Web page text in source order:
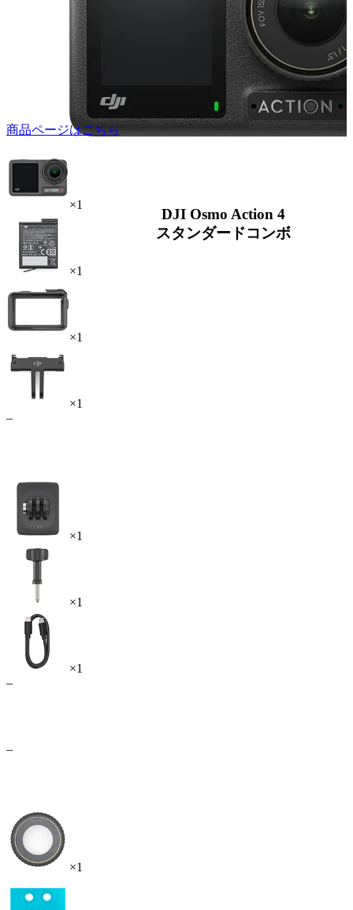
DJI Osmo Action 4
スタンダードコンボ
商品ページはこちら
×1
×1
×1
×1
–
×1
×1
×1
–
–
×1